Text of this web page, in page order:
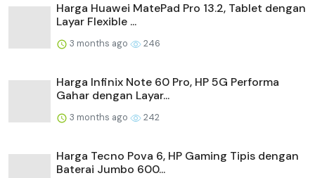
Harga Huawei MatePad Pro 13.2, Tablet dengan
Layar Flexible ...
3 months ago 246
Harga Infinix Note 60 Pro, HP 5G Performa
Gahar dengan Layar...
3 months ago 242
Harga Tecno Pova 6, HP Gaming Tipis dengan
Baterai Jumbo 600...